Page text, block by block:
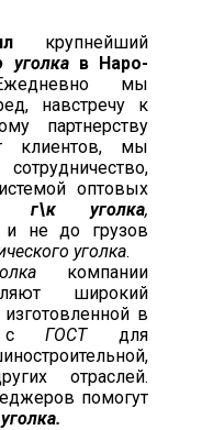
крупнейший
уголкав Наро-
мы
навстречу к
партнерству
клиентов, мы
оптовых
г\к уголка,
и не до грузов
уголка.
компании
широкий
в
сГОСТдля
отраслей.
помогут
уголка.